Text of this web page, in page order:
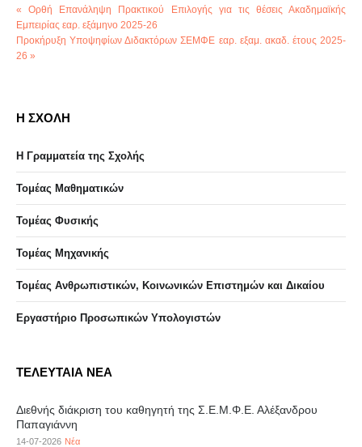
« Ορθή Επανάληψη Πρακτικού Επιλογής για τις θέσεις Ακαδημαϊκής
Εμπειρίας εαρ. εξάμηνο 2025-26
Προκήρυξη Υποψηφίων Διδακτόρων ΣΕΜΦΕ εαρ. εξαμ. ακαδ. έτους 2025-
26 »
Η ΣΧΟΛΗ
Η Γραμματεία της Σχολής
Τομέας Μαθηματικών
Τομέας Φυσικής
Τομέας Μηχανικής
Τομέας Ανθρωπιστικών, Κοινωνικών Επιστημών και Δικαίου
Eργαστήριo Προσωπικών Υπολογιστών
ΤΕΛΕΥΤΑΙΑ ΝΕΑ
Διεθνής διάκριση του καθηγητή της Σ.Ε.Μ.Φ.Ε. Αλέξανδρου
Παπαγιάννη
14-07-2026 Νέα